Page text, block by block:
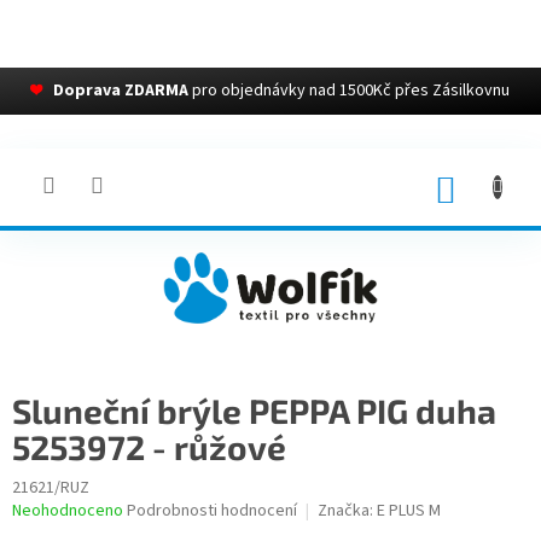
❤ Doprava ZDARMApro objednávky nad 1500Kč přes Zásilkovnu
Sluneční brýle PEPPA PIG duha
5253972 - růžové
21621/RUZ
Průměrné
Neohodnoceno Podrobnosti hodnocení Značka: E PLUS M